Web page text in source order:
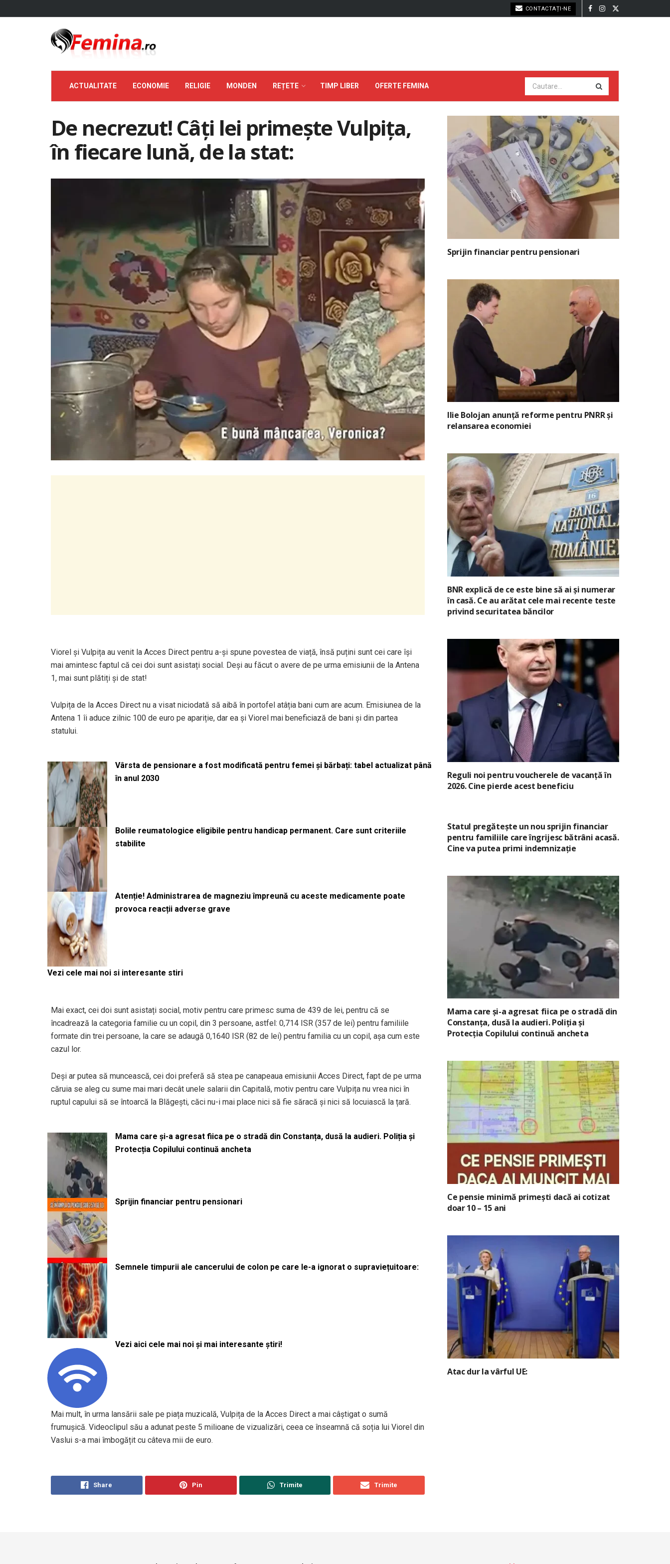
CONTACTAȚI-NE
ACTUALITATE ECONOMIE RELIGIE MONDEN REȚETE TIMP LIBER OFERTE FEMINA
De necrezut! Câți lei primește Vulpița,
în fiecare lună, de la stat:
Viorel și Vulpița au venit la Acces Direct pentru a-și spune povestea de viață, însă puțini sunt cei care își
mai amintesc faptul că cei doi sunt asistați social. Deși au făcut o avere de pe urma emisiunii de la Antena
1, mai sunt plătiți și de stat!
Vulpița de la Acces Direct nu a visat niciodată să aibă în portofel atâția bani cum are acum. Emisiunea de la
Antena 1 îi aduce zilnic 100 de euro pe apariție, dar ea și Viorel mai beneficiază de bani și din partea
statului.
Vârsta de pensionare a fost modificată pentru femei și bărbați: tabel actualizat până
în anul 2030
Bolile reumatologice eligibile pentru handicap permanent. Care sunt criteriile
stabilite
Atenție! Administrarea de magneziu împreună cu aceste medicamente poate
provoca reacții adverse grave
Vezi cele mai noi si interesante stiri
Mai exact, cei doi sunt asistați social, motiv pentru care primesc suma de 439 de lei, pentru că se
încadrează la categoria familie cu un copil, din 3 persoane, astfel: 0,714 ISR (357 de lei) pentru familiile
formate din trei persoane, la care se adaugă 0,1640 ISR (82 de lei) pentru familia cu un copil, așa cum este
cazul lor.
Deși ar putea să muncească, cei doi preferă să stea pe canapeaua emisiunii Acces Direct, fapt de pe urma
căruia se aleg cu sume mai mari decât unele salarii din Capitală, motiv pentru care Vulpița nu vrea nici în
ruptul capului să se întoarcă la Blăgești, căci nu-i mai place nici să fie săracă și nici să locuiască la țară.
Mama care și-a agresat fiica pe o stradă din Constanța, dusă la audieri. Poliția și
Protecția Copilului continuă ancheta
Sprijin financiar pentru pensionari
Semnele timpurii ale cancerului de colon pe care le-a ignorat o supraviețuitoare:
Vezi aici cele mai noi și mai interesante știri!
Mai mult, în urma lansării sale pe piața muzicală, Vulpița de la Acces Direct a mai câștigat o sumă
frumușică. Videoclipul său a adunat peste 5 milioane de vizualizări, ceea ce înseamnă că soția lui Viorel din
Vaslui s-a mai îmbogățit cu câteva mii de euro.
Share Pin Trimite Trimite
Sprijin financiar pentru pensionari
Ilie Bolojan anunță reforme pentru PNRR și
relansarea economiei
BNR explică de ce este bine să ai și numerar
în casă. Ce au arătat cele mai recente teste
privind securitatea băncilor
Reguli noi pentru voucherele de vacanță în
2026. Cine pierde acest beneficiu
Statul pregătește un nou sprijin financiar
pentru familiile care îngrijesc bătrâni acasă.
Cine va putea primi indemnizație
Mama care și-a agresat fiica pe o stradă din
Constanța, dusă la audieri. Poliția și
Protecția Copilului continuă ancheta
Ce pensie minimă primești dacă ai cotizat
doar 10 – 15 ani
Atac dur la vârful UE: